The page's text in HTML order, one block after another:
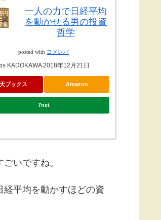
一人の力で日経平均
を動かせる男の投資
哲学
posted with ヨメレバ
KADOKAWA 2018年12月21日
ブックス Amazon
7net
いですね。
経平均を動かすほどの資